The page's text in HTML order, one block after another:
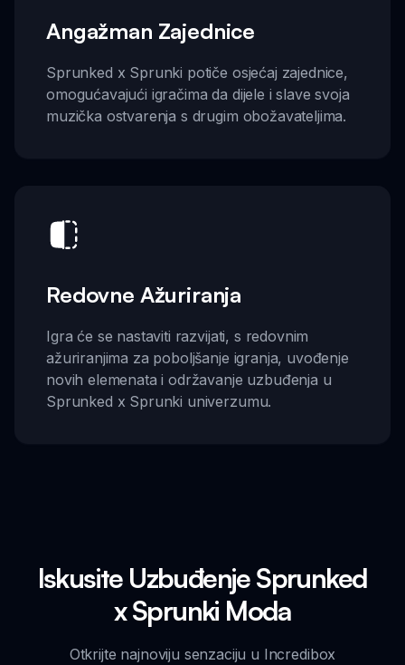
Angažman Zajednice
Sprunked x Sprunki potiče osjećaj zajednice,
omogućavajući igračima da dijele i slave svoja
muzička ostvarenja s drugim obožavateljima.
Redovne Ažuriranja
Igra će se nastaviti razvijati, s redovnim
ažuriranjima za poboljšanje igranja, uvođenje
novih elemenata i održavanje uzbuđenja u
Sprunked x Sprunki univerzumu.
Iskusite Uzbuđenje Sprunked
x Sprunki Moda
Otkrijte najnoviju senzaciju u Incredibox